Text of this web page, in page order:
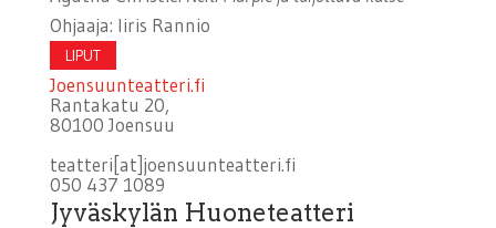
Ohjaaja: Iiris Rannio
LIPUT
Joensuunteatteri.fi
Rantakatu 20,
80100 Joensuu
teatteri[at]joensuunteatteri.fi
050 437 1089
Jyväskylän Huoneteatteri